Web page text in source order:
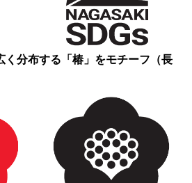
く分布する「椿」をモチーフ（長